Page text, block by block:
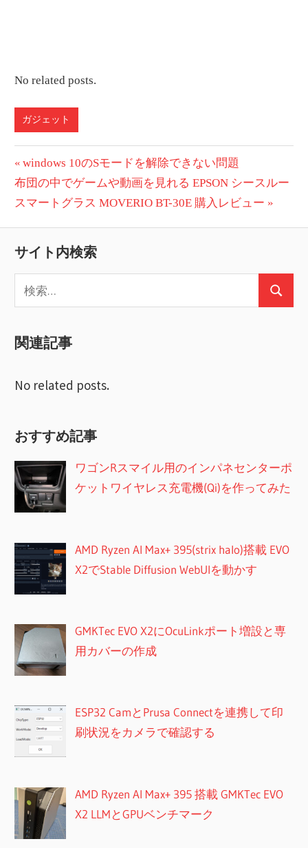
No related posts.
ガジェット
投
稿
ビ
ゲ
ー
ョ
ン
前
の
投
windows 10のSモードを解除できない問題
次
の
布団の中でゲームや動画を見れる EPSON シースルー
スマートグラス MOVERIO BT-30E 購入レビュー
サイト内検索
索:
検
関連記事
No related posts.
おすすめ記事
ワゴンRスマイル用のインパネセンターポ
ケットワイヤレス充電機(Qi)を作ってみた
AMD Ryzen AI Max+ 395(strix halo)搭載 EVO
X2でStable Diffusion WebUIを動かす
GMKTec EVO X2にOcuLinkポート増設と専
用カバーの作成
ESP32 CamとPrusa Connectを連携して印
刷状況をカメラで確認する
AMD Ryzen AI Max+ 395 搭載 GMKTec EVO
X2 LLMとGPUベンチマーク